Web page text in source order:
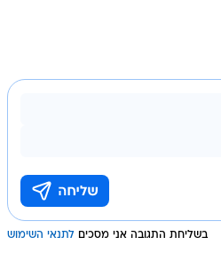
בשליחת התגובה אני מסכים לתנאי השימוש